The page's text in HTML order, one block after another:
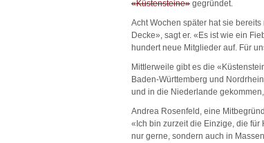
«Küstensteine» gegründet.
Acht Wochen später hat sie
Decke», sagt er. «Es ist wie ein
hundert neue Mitglieder auf. Für
Mittlerweile gibt es die
Baden-Württemberg und
und in die Niederlande
Andrea Rosenfeld, eine
«Ich bin zurzeit die Einzige, die
nur gerne, sondern auch in